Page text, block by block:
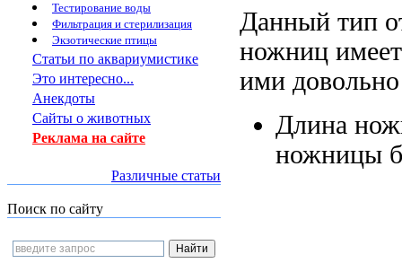
Тестирование воды
Фильтрация и стерилизация
Экзотические птицы
Статьи по аквариумистике
Это интересно...
Анекдоты
Сайты о животных
Реклама на сайте
Различные статьи
Поиск по сайту
Данный тип
ножниц
ими довольно
Длина
ножницы